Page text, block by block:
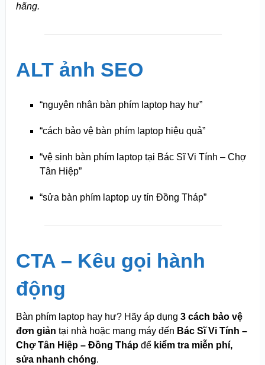
hãng.
ALT ảnh SEO
“nguyên nhân bàn phím laptop hay hư”
“cách bảo vệ bàn phím laptop hiệu quả”
“vệ sinh bàn phím laptop tại Bác Sĩ Vi Tính – Chợ
Tân Hiệp”
“sửa bàn phím laptop uy tín Đồng Tháp”
CTA – Kêu gọi hành
động
Bàn phím laptop hay hư? Hãy áp dụng 3 cách bảo vệ
đơn giản tại nhà hoặc mang máy đến Bác Sĩ Vi Tính –
Chợ Tân Hiệp – Đồng Thápđể kiểm tra miễn phí,
sửa nhanh chóng.